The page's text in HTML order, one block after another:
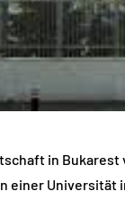
in
einer Universität